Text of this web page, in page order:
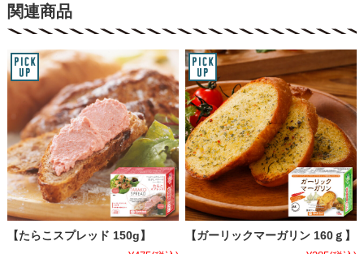
関連商品
【たらこスプレッド 150g】
【ガーリックマーガリン 160ｇ】